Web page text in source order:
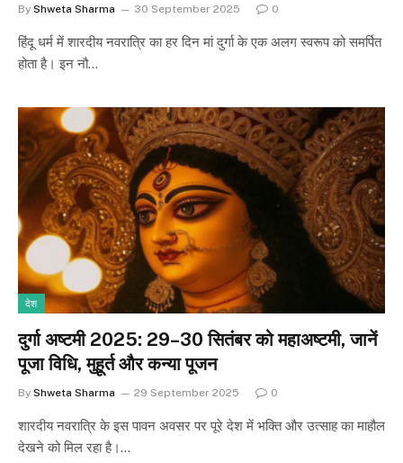
By Shweta Sharma 30 September 2025 0
हिंदू धर्म में शारदीय नवरात्रि का हर दिन मां दुर्गा के एक अलग स्वरूप को समर्पित
होता है। इन नौ…
देश
दुर्गा अष्टमी 2025: 29–30 सितंबर को महाअष्टमी, जानें
पूजा विधि, मुहूर्त और कन्या पूजन
By Shweta Sharma 29 September 2025 0
शारदीय नवरात्रि के इस पावन अवसर पर पूरे देश में भक्ति और उत्साह का माहौल
देखने को मिल रहा है।…